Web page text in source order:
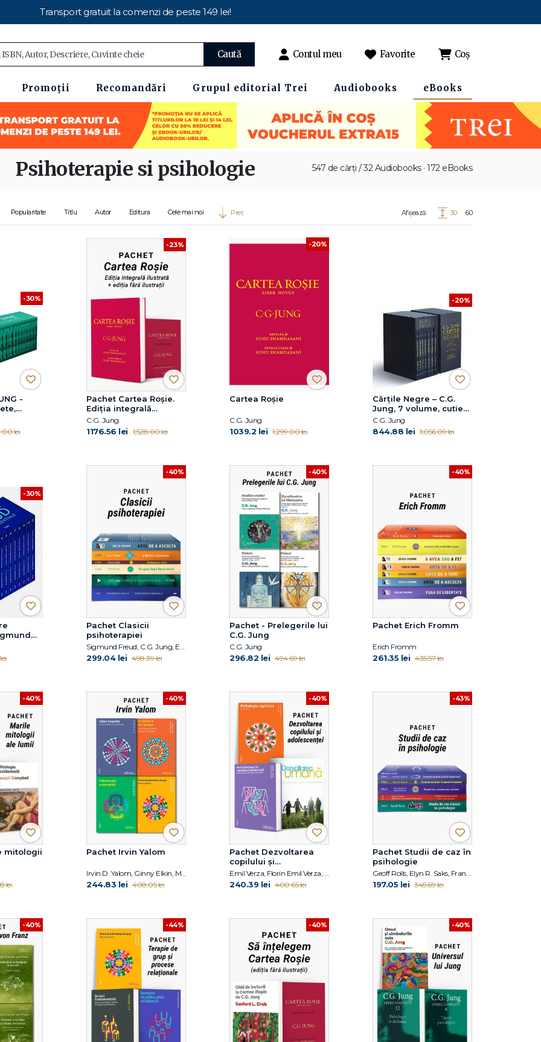
Transport gratuit la comenzi de peste 149 lei!
Caută Contul meu Favorite Coș
Promoții Recomandări Grupul editorial Trei Audiobooks eBooks
547 de cărți / 32 Audiobooks · 172 eBooks
Psihoterapie si psihologie
Popularitate Titlu Autor Editura Cele mai noi Preț Afișează: 30 60
-30%
-
lei
-23%
Pachet Cartea Roșie.
Ediția integrală
ilustrată + ediția fără
ilustrații
C.G. Jung
1176.56 lei 1,528.00 lei
-20%
Cartea Roșie
C.G. Jung
1039.2 lei 1,299.00 lei
-20%
Cărțile Negre – C.G.
Jung, 7 volume, cutie
personalizată
C.G. Jung
844.88 lei 1,056.09 lei
-30%
-40%
Pachet Clasicii
psihoterapiei
Sigmund Freud, C.G. Jung, Eric Berne, Alfred Adler, Carl R. Rogers, Erich Fromm
299.04 lei 498.39 lei
-40%
Pachet - Prelegerile lui
C.G. Jung
C.G. Jung
296.82 lei 494.69 lei
-40%
Pachet Erich Fromm
Erich Fromm
261.35 lei 435.57 lei
-40%
mitologii
lei
-40%
Pachet Irvin Yalom
Irvin D. Yalom, Ginny Elkin, Molyn Leszcz
244.83 lei 408.05 lei
-40%
Pachet Dezvoltarea
copilului și
adolescenței
Emil Verza, Florin Emil Verza, Gordon L. Flet, Diane E. Papalia
240.39 lei 400.65 lei
-43%
Pachet Studii de caz în
psihologie
Geoff Rolls, Elyn R. Saks, Franz Ruppert, Harald Banzhaf, Steven K. Huprich, Christina Moutsou
197.05 lei 345.69 lei
-40% -44% -40% -40%